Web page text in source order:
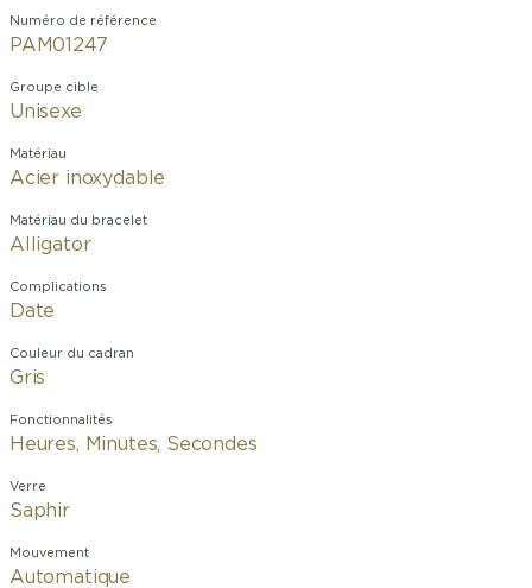
Numéro de référence
PAM01247
Groupe cible
Unisexe
Matériau
Acier inoxydable
Matériau du bracelet
Alligator
Complications
Date
Couleur du cadran
Gris
Fonctionnalités
Heures, Minutes, Secondes
Verre
Saphir
Mouvement
Automatique